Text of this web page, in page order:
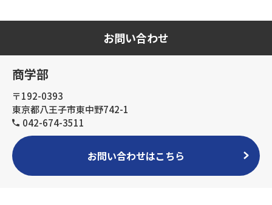
お問い合わせ
商学部
〒192-0393
東京都八王子市東中野742-1
042-674-3511
お問い合わせはこちら